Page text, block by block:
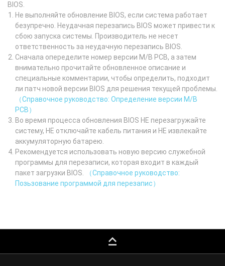
BIOS.
Не выполняйте обновление BIOS, если система работает
безупречно. Неудачная перезапись BIOS может привести к
сбою запуска системы. Производитель не несет
ответственность за неудачную перезапись BIOS.
Сначала опеределите номер версии M/B PCB, а затем
внимательно прочитайте обновленное описание и
специальные комментарии, чтобы определить, подходит
ли патч новой версии BIOS для решения текущей проблемы.
（Справочное руководство: Определение версии M/B
PCB）
Во время процесса обновления BIOS НЕ перезагружайте
систему, НЕ отключайте кабель питания и НЕ извлекайте
аккумуляторную батарею.
Рекомендуется использовать новую версию служебной
программы для перезаписи, которая входит в каждый
пакет загрузки BIOS.
（Справочное руководство:
Позьзование программой для перезапис）
keyboard_capslock